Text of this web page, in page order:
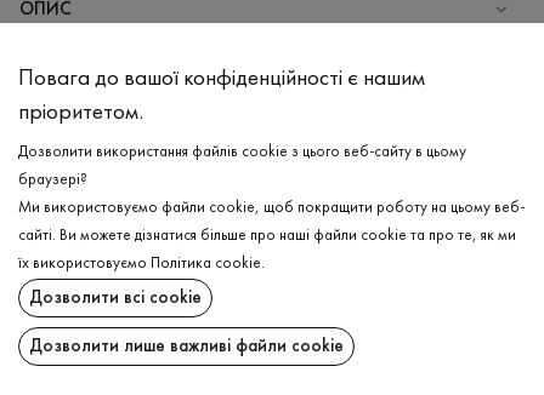
ОПИС
Бавовна - 80%, Поліестер - 20%
Прання в холодній воді (до 30 ° C)
Відбілювання заборонено
Прасувати при низькій температурі
Не можна віджимати і сушити в пральній машині
ДОСТАВКА
ПОВЕРНЕННЯ
Повага до вашої конфіденційності є нашим
пріоритетом.
Дозволити використання файлів cookie з цього веб-сайту в цьому
браузері?
Ми використовуємо файли cookie, щоб покращити роботу на цьому веб-
сайті. Ви можете дізнатися більше про наші файли cookie та про те, як ми
їх використовуємо
Політика cookie.
Дозволити всі cookie
Дозволити лише важливі файли cookie